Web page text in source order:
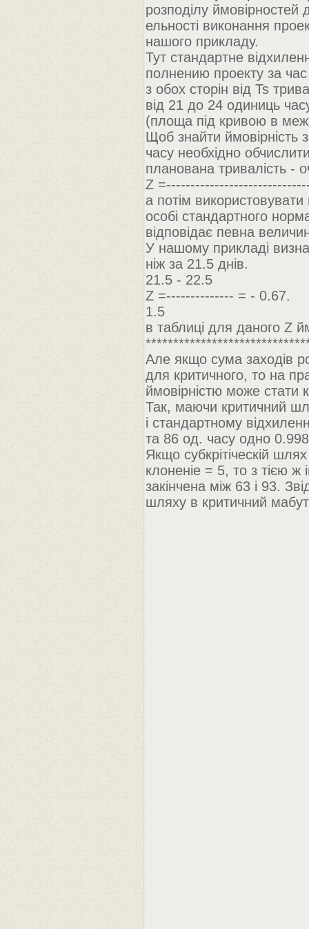
розподілу ймовірностей
ельності виконання
нашого прикладу.
Тут стандартне
полнению проекту за
з обох сторін від Ts
від 21 до 24 одиниць
(площа під кривою в
Щоб знайти
часу необхідно
планована тривалість -
Z
а потім
особі стандартного
відповідає певна
У нашому прикладі
ніж за 21.5 днів.
21.5 - 22.5
Z =-------------- = - 0.67.
1.5
в таблиці для даного Z
Але якщо сума заходів
для критичного, то на
ймовірністю може стати
Так, маючи критичний
і стандартному
та 86 од. часу одно
Якщо субкрітіческій
клоненіе = 5, то з тією
закінчена між 63 і 93.
шляху в критичний